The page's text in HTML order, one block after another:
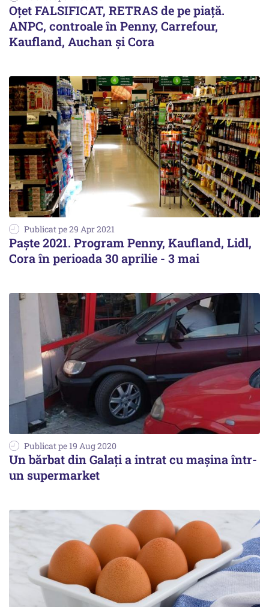
Oțet FALSIFICAT, RETRAS de pe piață.
ANPC, controale în Penny, Carrefour,
Kaufland, Auchan și Cora
Publicat pe 29 Apr 2021
Paște 2021. Program Penny, Kaufland, Lidl,
Cora în perioada 30 aprilie - 3 mai
Publicat pe 19 Aug 2020
Un bărbat din Galați a intrat cu mașina într-
un supermarket